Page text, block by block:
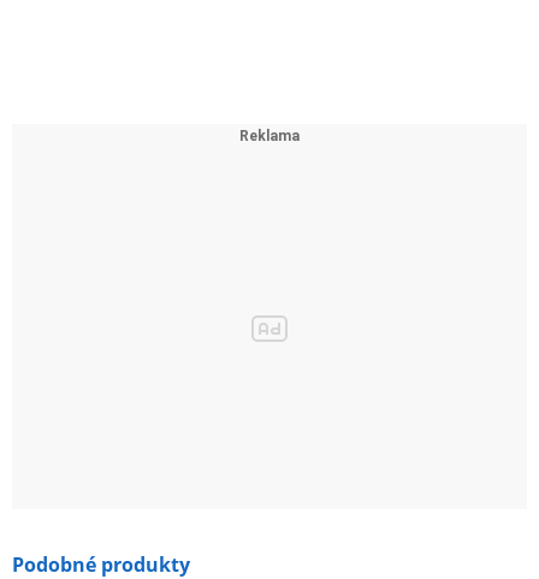
Podobné produkty